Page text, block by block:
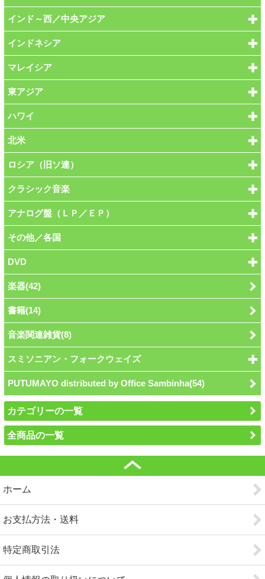
インド～西／中央アジア
インドネシア
マレイシア
東アジア
ハワイ
北米
ロシア（旧ソ連）
クラシック音楽
アナログ盤（ＬＰ／ＥＰ）
その他／各国
DVD
楽器(42)
書籍(14)
音楽関連雑貨(8)
スミソニアン・フォークウェイズ
PUTUMAYO distributed by Office Sambinha(54)
カテゴリーの一覧
全商品の一覧
ホーム
お支払方法・送料
特定商取引法